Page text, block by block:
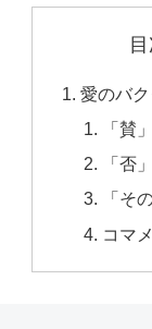
愛のバ
「賛
「否
「そ
コマ